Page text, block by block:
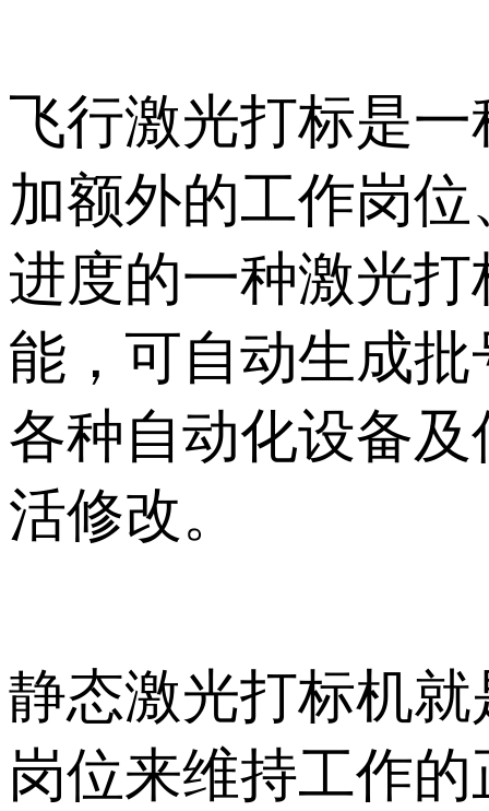
飞行激光打标是
加额外的工作岗
进度的一种激光
能，可自动生成
各种自动化设备
活修改。
静态激光打标机
岗位来维持工作